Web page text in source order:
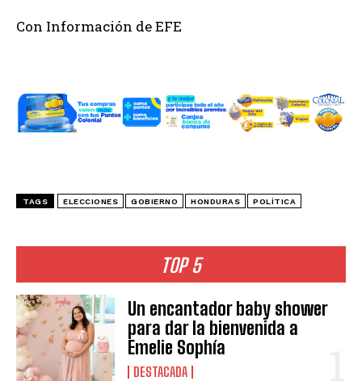
TOP 5
Un encantador baby shower
para dar la bienvenida a
Emelie Sophía
DESTACADA
Con Información de EFE
TAGS ELECCIONES GOBIERNO HONDURAS POLÍTICA